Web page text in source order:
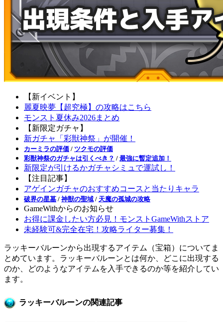
【新イベント】
麗夏映夢【超究極】の攻略はこちら
モンスト夏休み2026まとめ
【新限定ガチャ】
新ガチャ「彩獣神祭」が開催！
カーミラの評価 / ツクモの評価
彩獣神祭のガチャは引くべき？ / 最強に暫定追加！
新限定が引けるかガチャシミュで運試し！
【注目記事】
アゲインガチャのおすすめコースと当たりキャラ
破界の星墓 / 神獣の聖域 / 天魔の孤城の攻略
GameWithからのお知らせ
お得に課金したい方必見！モンストGameWithストア
未経験可&完全在宅！攻略ライター募集！
ラッキーバルーンから出現するアイテム（宝箱）についてま
とめています。ラッキーバルーンとは何か、どこに出現する
のか、どのようなアイテムを入手できるのか等を紹介してい
ます。
ラッキーバルーンの関連記事